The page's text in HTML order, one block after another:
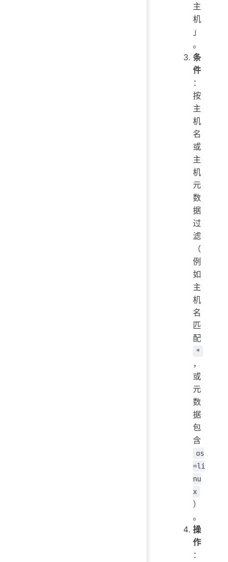
主
机
」
。
条
件
：
按
主
机
名
或
主
机
元
数
据
过
滤
（
例
如
主
机
名
匹
配
*
，
或
元
数
据
包
含
os
=li
nu
x
）
。
操
作
：